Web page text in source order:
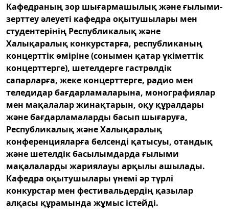
Кафедраның зор шығармашылық және ғылыми-
зерттеу әлеуеті кафедра оқытушылары мен
студентерінің Республикалық және
Халықаралық конкурстарға, республиканың
концерттік өміріне (сонымен қатар үкіметтік
концерттерге), шетелдерге гастрөлдік
сапарларға, жеке концерттерге, радио мен
теледидар бағдарламаларына, монографиялар
мен мақалалар жинақтарын, оқу құралдары
және бағдарламаларды басып шығаруға,
Республикалық және Халықаралық
конференцияларға белсенді қатысуы, отандық
және шетелдік басылымдарда ғылыми
мақалаларды жариялауы арқылы ашылады.
Кафедра оқытушылары үнемі әр түрлі
конкурстар мен фестивальдердің қазылар
алқасы құрамында жұмыс істейді.